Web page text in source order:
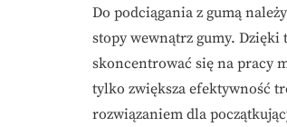
Do podciągania z gumą
stopy wewnątrz gumy. Dzięki
skoncentrować się na pracy
tylko zwiększa efektywność
rozwiązaniem dla